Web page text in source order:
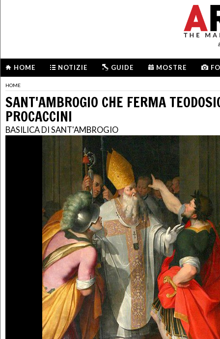
HOME NOTIZIE GUIDE MOSTRE
HOME
SANT'AMBROGIO CHE FERMA
PROCACCINI
BASILICA DI SANT'AMBROGIO